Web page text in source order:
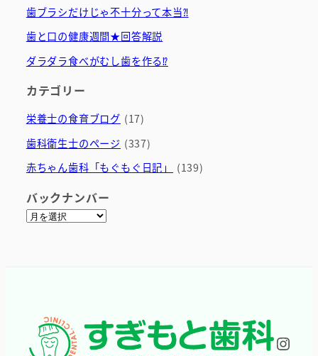
歯ブラシだけじゃ不十分って本当⁈
歯と口の健康週間★回答解説
ダラダラ食べがむし歯を作る⁉
カテゴリー
栄養士の食育ブログ (17)
歯科衛生士のページ (337)
赤ちゃん歯科「もぐもぐ日記」
(139)
バックナンバー
ア